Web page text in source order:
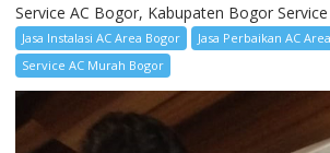
Service AC Bogor, Kabupaten Bogor
Jasa Instalasi AC Area Bogor
Jasa Perbaikan AC
Service AC Murah Bogor